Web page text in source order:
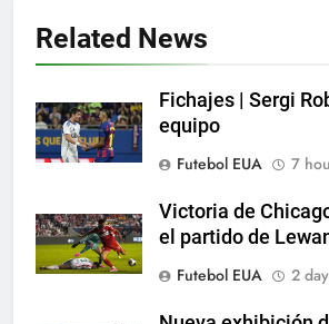
Related News
Fichajes | Sergi
equipo
Futebol EUA
7
Victoria de
el partido de
Futebol EUA
2
6
Histórico: a
cortinas para a
SPORTS
7
A lesão sofrida
é conhecida